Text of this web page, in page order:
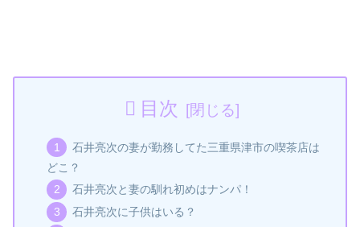
目次
石井亮次の妻が勤務してた三重県津市の喫茶店は
どこ？
石井亮次と妻の馴れ初めはナンパ！
石井亮次に子供はいる？